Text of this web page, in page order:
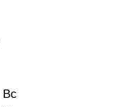
Вс